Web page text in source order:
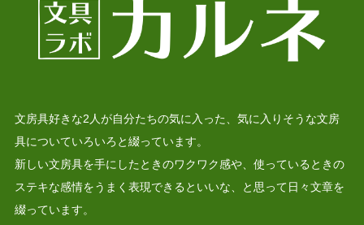
文房具好きな2人が自分たちの気に入った、気に入りそうな文房
具についていろいろと綴っています。
新しい文房具を手にしたときのワクワク感や、使っているときの
ステキな感情をうまく表現できるといいな、と思って日々文章を
綴っています。